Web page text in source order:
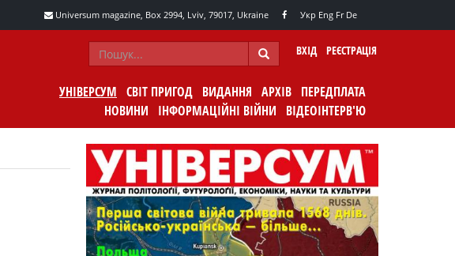
Universum magazine, Box 2994, Lviv, 79017, Ukraine Укр Eng Fr De
ВХІД РЕЄСТРАЦІЯ
УНІВЕРСУМ СВІТ ПРИГОД ВИДАННЯ АРХІВ ПЕРЕДПЛАТА
НОВИНИ
ІНФОРМАЦІЙНІ ВІЙНИ ВІДЕОІНТЕРВ'Ю